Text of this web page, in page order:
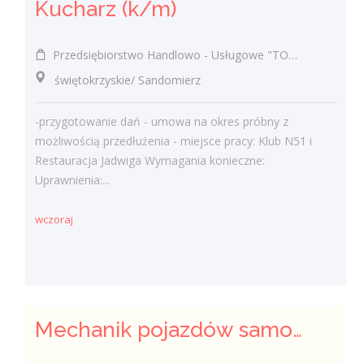
Kucharz (k/m)
Przedsiębiorstwo Handlowo - Usługowe "TOMAX" Tomasz Winiarski
świętokrzyskie/ Sandomierz
-przygotowanie dań - umowa na okres próbny z
możliwością przedłużenia - miejsce pracy: Klub N51 i
Restauracja Jadwiga Wymagania konieczne:
Uprawnienia:...
wczoraj
Mechanik pojazdów samochodowych (k/m)